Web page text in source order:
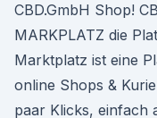
CBD.GmbH Shop!
MARKPLATZ die
Marktplatz ist eine
online Shops &
paar Klicks, einfach